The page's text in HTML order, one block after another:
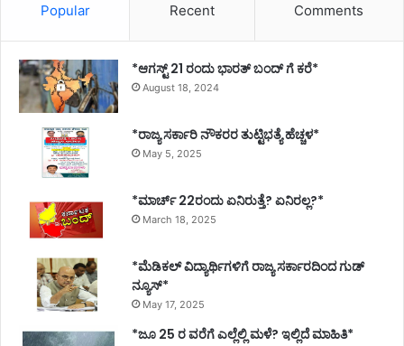
Popular Recent Comments
*ಆಗಸ್ಟ್ 21 ರಂದು ಭಾರತ್‌ ಬಂದ್‌ ಗೆ ಕರೆ*
August 18, 2024
*ರಾಜ್ಯ ಸರ್ಕಾರಿ ನೌಕರರ ತುಟ್ಟಿಭತ್ಯೆ ಹೆಚ್ಚಳ*
May 5, 2025
*ಮಾರ್ಚ್ 22ರಂದು ಏನಿರುತ್ತೆ? ಏನಿರಲ್ಲ?*
March 18, 2025
*ಮೆಡಿಕಲ್ ವಿದ್ಯಾರ್ಥಿಗಳಿಗೆ ರಾಜ್ಯ ಸರ್ಕಾರದಿಂದ ಗುಡ್
ನ್ಯೂಸ್*
May 17, 2025
*ಜೂ 25 ರ ವರೆಗೆ ಎಲ್ಲೆಲ್ಲಿ ಮಳೆ? ಇಲ್ಲಿದೆ ಮಾಹಿತಿ*